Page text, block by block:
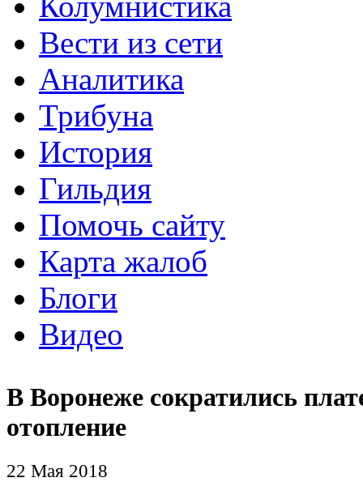
Вести из сети
Аналитика
Трибуна
История
Гильдия
Помочь сайту
Карта жалоб
Блоги
Видео
В Воронеже сократились
отопление
22 Мая 2018